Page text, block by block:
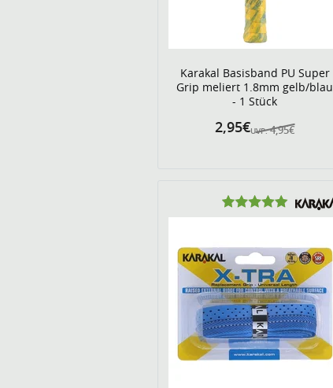
Karakal Basisband PU Super
Grip meliert 1.8mm gelb/blau
- 1 Stück
UVP: 4,95€
2,95€